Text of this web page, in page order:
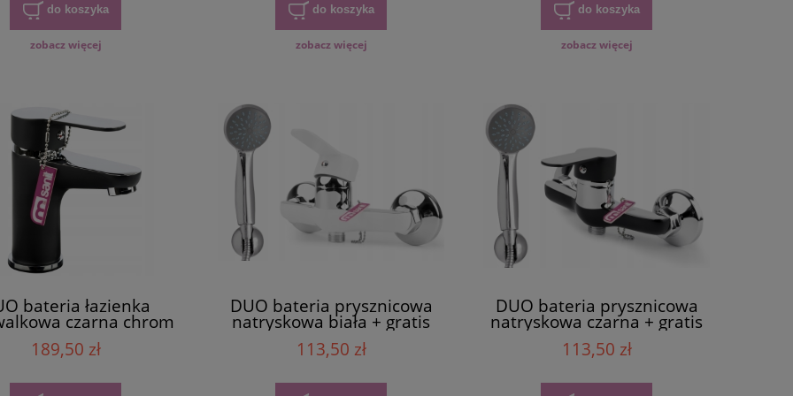
do koszyka
zobacz więcej
do koszyka
zobacz więcej
do koszyka
zobacz więcej
bateria łazienka
czarna chrom
189,50 zł
DUO bateria prysznicowa
natryskowa biała + gratis
113,50 zł
DUO bateria prysznicowa
natryskowa czarna + gratis
113,50 zł